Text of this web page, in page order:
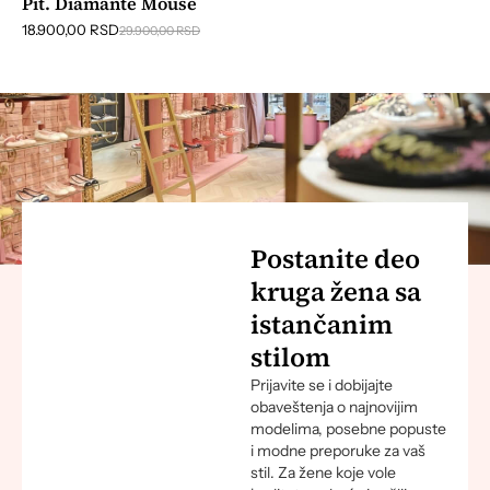
29.900,00RSD
18.900,00 RSD
Postanite deo
kruga žena sa
istančanim
stilom
Prijavite se i dobijajte
obaveštenja o najnovijim
modelima, posebne popuste
i modne preporuke za vaš
stil. Za žene koje vole